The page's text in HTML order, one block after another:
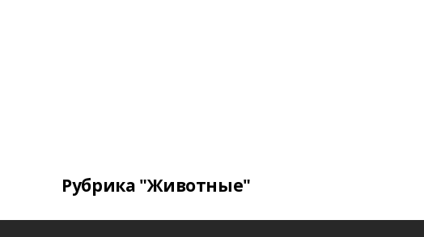
Рубрика "Животные"